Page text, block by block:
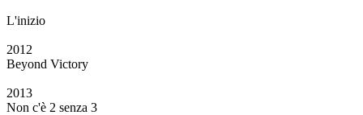
L'inizio
2012
Beyond Victory
2013
Non c'è 2 senza 3